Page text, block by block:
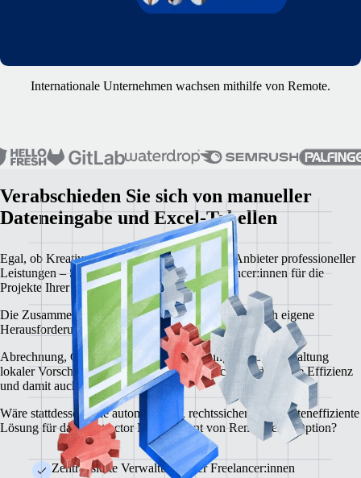
Internationale Unternehmen wachsen mithilfe von Remote.
Verabschieden Sie sich von manueller
Dateneingabe und Excel-Tabellen
Egal, ob Kreativagentur, Beratungsfirma oder Anbieter professioneller
Leistungen – Sie benötigen erstklassige Freelancer:innen für die
Projekte Ihrer Kund:innen.
Die Zusammenarbeit mit Selbstständigen bringt jedoch eigene
Herausforderungen mit sich.
Abrechnung, Compliance, Vertragserstellung und die Einhaltung
lokaler Vorschriften nehmen Zeit in Anspruch, mindern Ihre Effizienz
und damit auch die Gewinnspanne.
Wäre stattdessen eine automatisierte, rechtssichere und kosteneffiziente
Lösung für das Contractor Management von Remote eine Option?
Zentralisierte Verwaltung Ihrer Freelancer:innen